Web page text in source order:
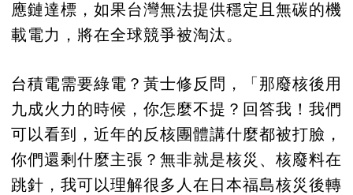
應鏈達標，如果台灣無法提供穩定且無碳的機
載電力，將在全球競爭被淘汰。
台積電需要綠電？黃士修反問，「那廢核後用
九成火力的時候，你怎麼不提？回答我！我們
可以看到，近年的反核團體講什麼都被打臉，
你們還剩什麼主張？無非就是核災、核廢料在
跳針，我可以理解很多人在日本福島核災後轉